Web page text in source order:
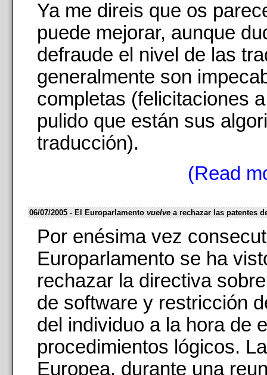
Ya me direis que os
puede mejorar, aunque
defraude el nivel de las
generalmente son
completas (felicitaciones
pulido que están sus
traducción).
(Read
06/07/2005 - El Europarlamentovuelvea rechazar las patentes
Por enésima vez
Europarlamento se ha
rechazar la directiva
de software y restricción
del individuo a la hora de
procedimientos lógicos.
Europea, durante una